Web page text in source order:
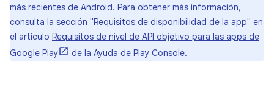
más recientes de Android. Para obtener más información,
consulta la sección "Requisitos de disponibilidad de la app" en
el artículo Requisitos de nivel de API objetivo para las apps de
Google Play
de la Ayuda de Play Console.